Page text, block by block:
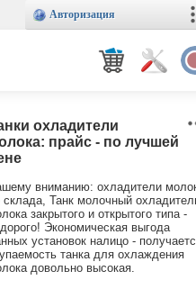
Авторизация
охладители
прайс - по лучшей
вниманию: охладители
склада, Танк молочный
закрытого и открытого типа -
Экономическая выгода
установок налицо -
танка для охлаждения
довольно высокая.